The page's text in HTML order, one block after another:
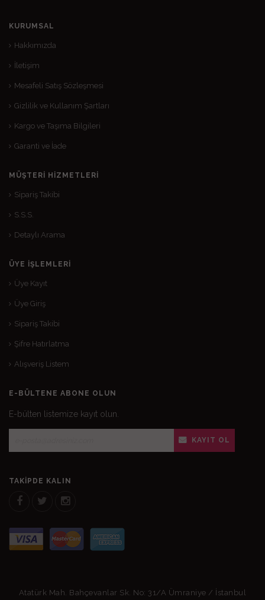
KURUMSAL
Hakkımızda
İletişim
Mesafeli Satış Sözleşmesi
Gizlilik ve Kullanım Şartları
Kargo ve Taşıma Bilgileri
Garanti ve İade
MÜŞTERI HIZMETLERI
Sipariş Takibi
S.S.S.
Detaylı Arama
ÜYE İŞLEMLERI
Üye Kayıt
Üye Giriş
Sipariş Takibi
Şifre Hatırlatma
Alışveriş Listem
E-BÜLTENE ABONE OLUN
E-bülten listemize kayıt olun.
KAYIT OL
TAKIPDE KALIN
Atatürk Mah. Bahçevanlar Sk. No: 31/A Ümraniye / İstanbul